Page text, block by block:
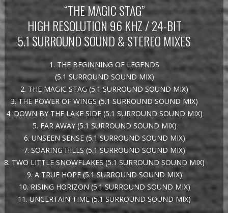
“THE MAGIC STAG”
HIGH RESOLUTION 96 KHZ / 24-BIT
5.1 SURROUND SOUND & STEREO MIXES
1. THE BEGINNING OF LEGENDS
(5.1 SURROUND SOUND MIX)
2. THE MAGIC STAG (5.1 SURROUND SOUND MIX)
3. THE POWER OF WINGS (5.1 SURROUND SOUND MIX)
4. DOWN BY THE LAKE SIDE (5.1 SURROUND SOUND MIX)
5. FAR AWAY (5.1 SURROUND SOUND MIX)
6. UNSEEN SENSE (5.1 SURROUND SOUND MIX)
7. SOARING HILLS (5.1 SURROUND SOUND MIX)
8. TWO LITTLE SNOWFLAKES (5.1 SURROUND SOUND MIX)
9. A TRUE HOPE (5.1 SURROUND SOUND MIX)
10. RISING HORIZON (5.1 SURROUND SOUND MIX)
11. UNCERTAIN TIME (5.1 SURROUND SOUND MIX)